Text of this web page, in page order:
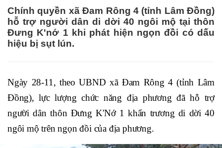
Chính quyền xã Đam Rông 4 (tỉnh Lâm Đồng)
hỗ trợ người dân di dời 40 ngôi mộ tại thôn
Đưng K'nớ 1 khi phát hiện ngọn đồi có dấu
hiệu bị sụt lún.
Ngày 28-11, theo UBND xã Đam Rông 4 (tỉnh Lâm
Đồng), lực lượng chức năng địa phương đã hỗ trợ
người dân thôn Đưng K'Nớ 1 khẩn trương di dời 40
ngôi mộ trên ngọn đồi của địa phương.